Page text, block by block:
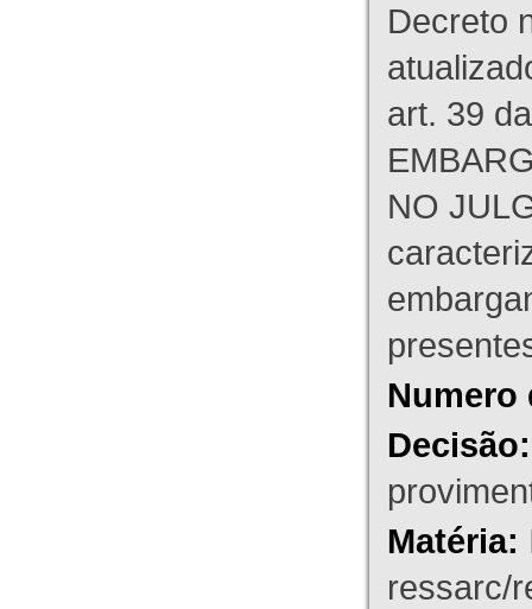
Decreto
art. 39
NO
Numero
Decisão:
Matéria:
ressarc/